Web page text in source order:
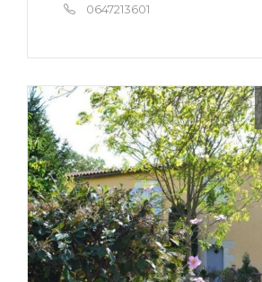
0647213601